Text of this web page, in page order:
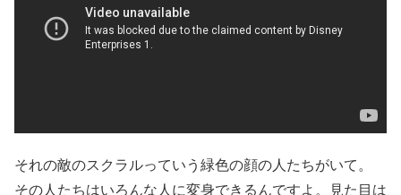
それの敵のスクラルっていう緑色の顔の人たちがいて。
その人たちはいろんな人に変身できるんですよ。見た目は